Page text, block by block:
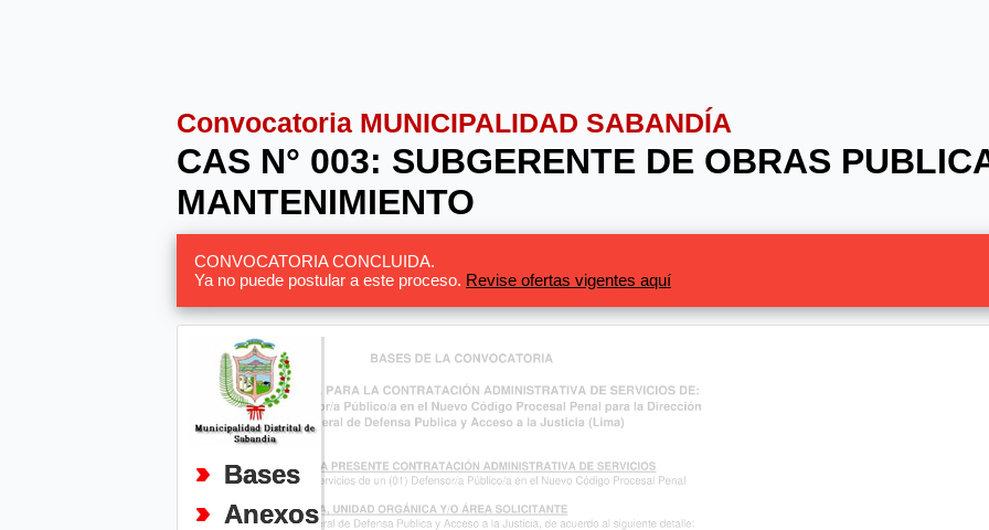
Convocatoria MUNICIPALIDAD SABANDÍA
CAS N° 003: SUBGERENTE DE OBRAS
MANTENIMIENTO
CONVOCATORIA CONCLUIDA.
Ya no puede postular a este proceso. Revise ofertas vigentes aquí
Bases
Anexos